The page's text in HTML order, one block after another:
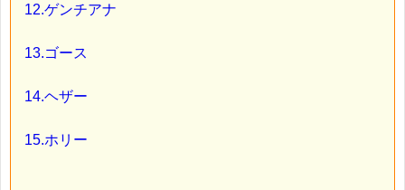
12.ゲンチアナ
13.ゴース
14.ヘザー
15.ホリー